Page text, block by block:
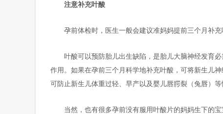
注意补充叶酸
孕前体检时，医生一般会建议准妈妈提前三个月补充
叶酸可以预防胎儿出生缺陷，是胎儿大脑神经发育
作用。如果在孕前三个月科学地补充叶酸，可将新生儿
可防止新生儿体重过轻、早产以及婴儿唇腭裂（兔唇）等
当然，也有很多孕前没有服用叶酸片的妈妈生下的